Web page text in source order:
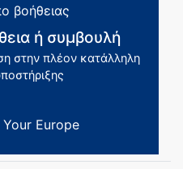
ή συμβουλή
στην πλέον κατάλληλη